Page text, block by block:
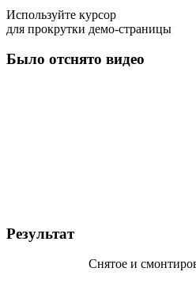
Используйте курсор
для прокрутки демо-страницы
Было отснято видео
Результат
Снятое и